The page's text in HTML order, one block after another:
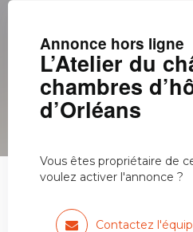
L’Atelier du
d’hôtes…
Annonce hors ligne
L’Atelier du
chambres
d’Orléans
Vous êtes propriétaire de
voulez activer l'annonce ?
Contactez